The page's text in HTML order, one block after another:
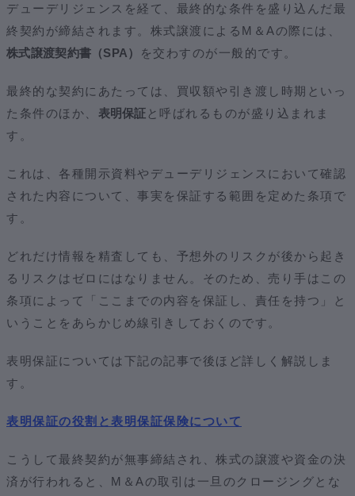
デューデリジェンスを経て、最終的な条件を盛り込んだ最
終契約が締結されます。株式譲渡によるM＆Aの際には、
株式譲渡契約書（SPA）
を交わすのが一般的です。
最終的な契約にあたっては、買収額や引き渡し時期といっ
た条件のほか、 表明保証 と呼ばれるものが盛り込まれま
す。
これは、各種開示資料やデューデリジェンスにおいて確認
された内容について、事実を保証する範囲を定めた条項で
す。
どれだけ情報を精査しても、予想外のリスクが後から起き
るリスクはゼロにはなりません。そのため、売り手はこの
条項によって「ここまでの内容を保証し、責任を持つ」と
いうことをあらかじめ線引きしておくのです。
表明保証については下記の記事で後ほど詳しく解説しま
す。
表明保証の役割と表明保証保険について
こうして最終契約が無事締結され、株式の譲渡や資金の決
済が行われると、M＆Aの取引は一旦のクロージングとな